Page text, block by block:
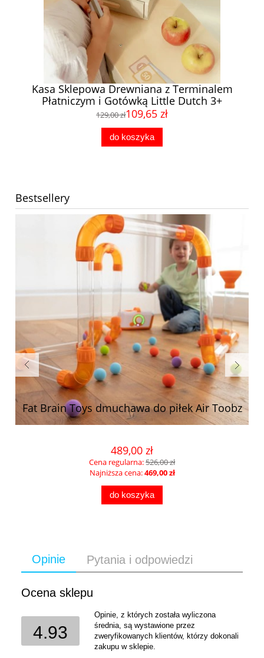
Kasa Sklepowa Drewniana z Terminalem
Płatniczym i Gotówką Little Dutch 3+
129,00 zł109,65 zł
do koszyka
Bestsellery
Fat Brain Toys dmuchawa do piłek Air Toobz
489,00 zł
Cena regularna:526,00 zł
Najniższa cena:469,00 zł
do koszyka
Opinie Pytania i odpowiedzi
Ocena sklepu
4.93
Opinie, z których została wyliczona
średnia, są wystawione przez
zweryfikowanych klientów, którzy dokonali
zakupu w sklepie.